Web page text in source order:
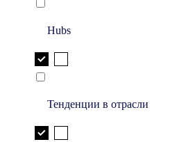
Hubs
Тенденции в отрасли